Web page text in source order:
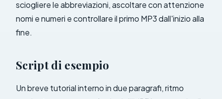
sciogliere le abbreviazioni, ascoltare con attenzione
nomi e numeri e controllare il primo MP3 dall'inizio alla
fine.
Script di esempio
Un breve tutorial interno in due paragrafi, ritmo